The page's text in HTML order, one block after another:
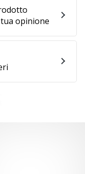
opinione